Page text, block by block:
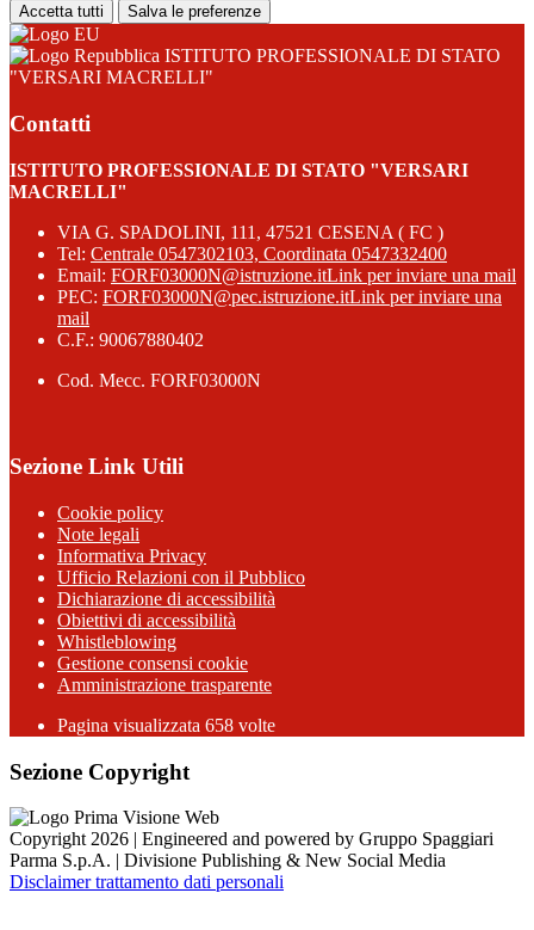
Accetta tutti Salva le preferenze
ISTITUTO PROFESSIONALE DI STATO
"VERSARI MACRELLI"
Contatti
ISTITUTO PROFESSIONALE DI STATO "VERSARI
MACRELLI"
VIA G. SPADOLINI, 111, 47521 CESENA ( FC )
Tel: Centrale 0547302103, Coordinata 0547332400
Email: FORF03000N@istruzione.itLink per inviare una mail
PEC: FORF03000N@pec.istruzione.itLink per inviare una
mail
C.F.: 90067880402
Cod. Mecc. FORF03000N
Sezione Link Utili
Cookie policy
Note legali
Informativa Privacy
Ufficio Relazioni con il Pubblico
Dichiarazione di accessibilità
Obiettivi di accessibilità
Whistleblowing
Gestione consensi cookie
Amministrazione trasparente
Pagina visualizzata 658 volte
Sezione Copyright
Copyright 2026 | Engineered and powered by Gruppo Spaggiari
Parma S.p.A. | Divisione Publishing & New Social Media
Disclaimer trattamento dati personali